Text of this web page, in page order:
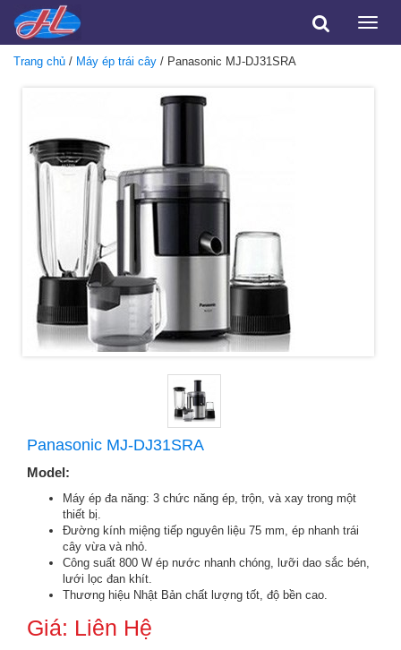
Toggle
Trang chủ / Máy ép trái cây / Panasonic MJ-DJ31SRA
Panasonic MJ-DJ31SRA
Model:
Máy ép đa năng: 3 chức năng ép, trộn, và xay trong một
thiết bị.
Đường kính miệng tiếp nguyên liệu 75 mm, ép nhanh trái
cây vừa và nhỏ.
Công suất 800 W ép nước nhanh chóng, lưỡi dao sắc bén,
lưới lọc đan khít.
Thương hiệu Nhật Bản chất lượng tốt, độ bền cao.
Giá: Liên Hệ